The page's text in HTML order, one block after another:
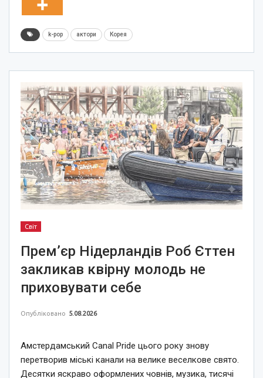
k-pop актори Корея
Світ
Прем’єр Нідерландів Роб Єттен
закликав квірну молодь не
приховувати себе
Опубліковано 5.08.2026
Амстердамський Canal Pride цього року знову
перетворив міські канали на велике веселкове свято.
Десятки яскраво оформлених човнів, музика, тисячі